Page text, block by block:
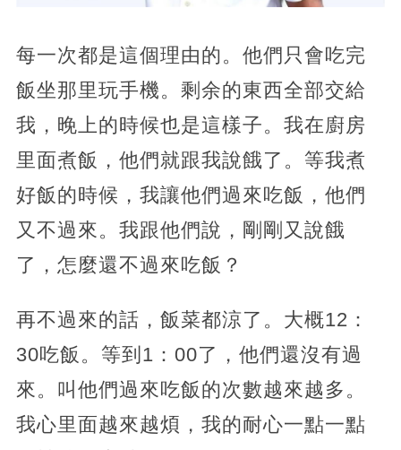
每一次都是這個理由的。他們只會吃完
飯坐那里玩手機。剩余的東西全部交給
我，晚上的時候也是這樣子。我在廚房
里面煮飯，他們就跟我說餓了。等我煮
好飯的時候，我讓他們過來吃飯，他們
又不過來。我跟他們說，剛剛又說餓
了，怎麼還不過來吃飯？
再不過來的話，飯菜都涼了。大概12：
30吃飯。等到1：00了，他們還沒有過
來。叫他們過來吃飯的次數越來越多。
我心里面越來越煩，我的耐心一點一點